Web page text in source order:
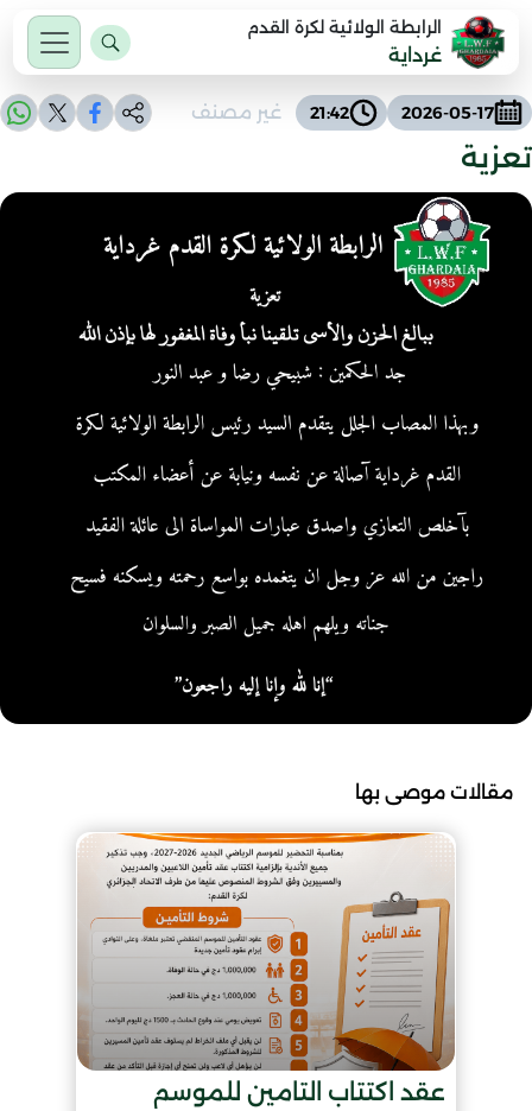
الرابطة الولائية لكرة القدم
غرداية
2026-05-17
21:42 غير مصنف
تعزية
مقالات موصى بها
عقد اكتتاب التامين للموسم